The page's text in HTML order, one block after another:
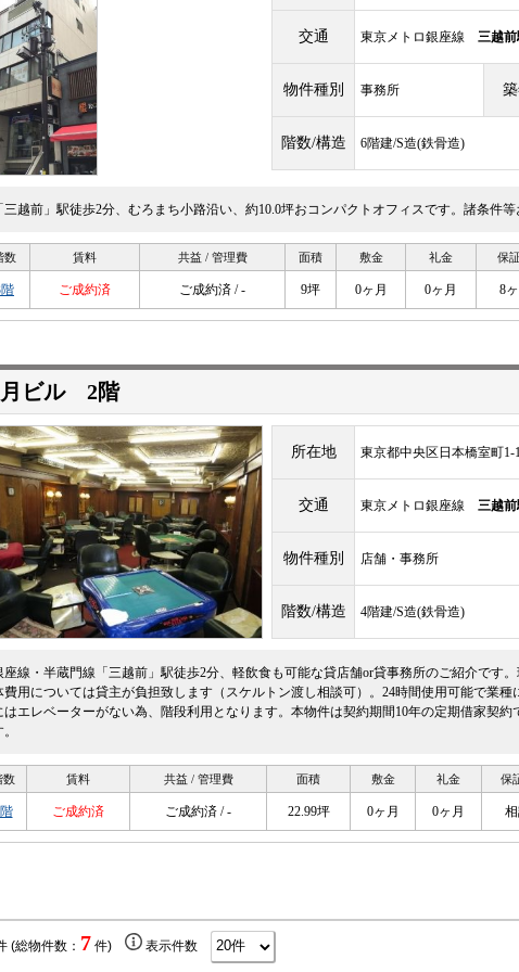
交通 東京メトロ銀座線 三越
物件種別 事務所 築
階数/構造 6階建/S造(鉄骨造)
三越前」駅徒歩2分、むろまち小路沿い、約10.0坪おコンパクトオフィスです。諸条件等
数 賃料 共益 / 管理費 面積 敷金 礼金 保
ご成約済 ご成約済 / - 9坪 0ヶ月 0ヶ月 8
ビル 2階
所在地 東京都中央区日本橋室町1-
交通 東京メトロ銀座線 三越
物件種別 店舗・事務所
階数/構造 4階建/S造(鉄骨造)
座線・半蔵門線「三越前」駅徒歩2分、軽飲食も可能な貸店舗or貸事務所のご紹介です
費用については貸主が負担致します（スケルトン渡し相談可）。24時間使用可能で業
はエレベーターがない為、階段利用となります。本物件は契約期間10年の定期借家契
数 賃料 共益 / 管理費 面積 敷金 礼金 保
ご成約済 ご成約済 / - 22.99坪 0ヶ月 0ヶ月
(総物件数： 7 件) 表示件数